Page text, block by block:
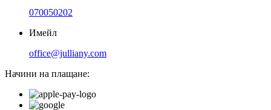
070050202
Имейл
office@julliany.com
Начини на плащане: